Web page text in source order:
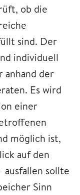
ob die
sind. Der
individuell
anhand der
Es wird
einer
möglich ist,
auf den
sollte
Sinn